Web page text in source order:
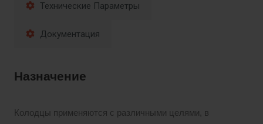
Технические Параметры
Документация
Назначение
Колодцы применяются с различными целями, в